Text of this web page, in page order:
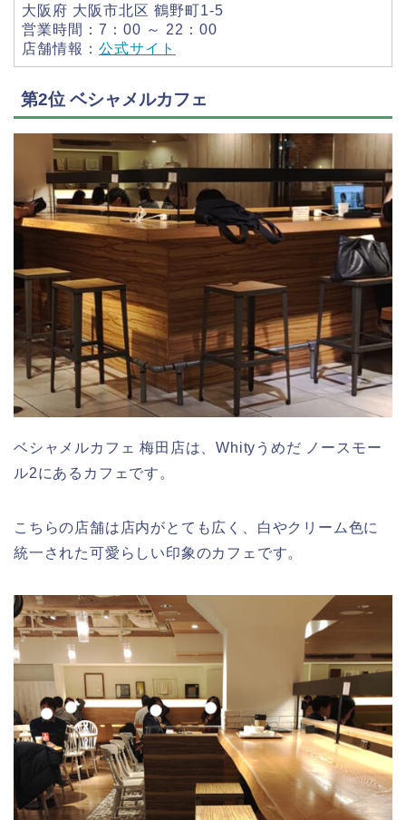
大阪府 大阪市北区 鶴野町1-5
営業時間：7：00 ～ 22：00
店舗情報： 公式サイト
第2位 ベシャメルカフェ
ベシャメルカフェ 梅田店は、Whityうめだ ノースモー
ル2にあるカフェです。
こちらの店舗は店内がとても広く、白やクリーム色に
統一された可愛らしい印象のカフェです。